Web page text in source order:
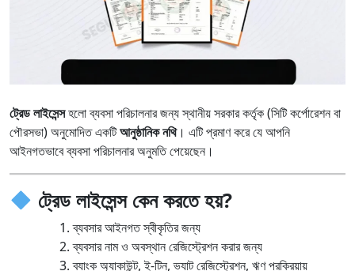
ট্রেড লাইসেন্সহলো ব্যবসা পরিচালনার জন্য স্থানীয় সরকার কর্তৃক (সিটি কর্পোরেশন বা
পৌরসভা) অনুমোদিত একটিআনুষ্ঠানিক নথি। এটি প্রমাণ করে যে আপনি
আইনগতভাবে ব্যবসা পরিচালনার অনুমতি পেয়েছেন।
ট্রেড লাইসেন্স কেন করতে হয়?
ব্যবসার আইনগত স্বীকৃতির জন্য
ব্যবসার নাম ও অবস্থান রেজিস্ট্রেশন করার জন্য
ব্যাংক অ্যাকাউন্ট, ই-টিন, ভ্যাট রেজিস্ট্রেশন, ঋণ প্রক্রিয়ায়